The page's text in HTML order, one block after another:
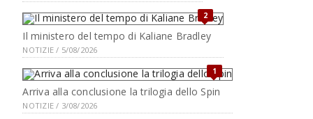
2
Il ministero del tempo di Kaliane Bradley
NOTIZIE / 5/08/2026
1
Arriva alla conclusione la trilogia dello Spin
NOTIZIE / 3/08/2026